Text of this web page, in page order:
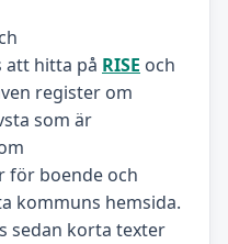
att hitta på RISE och
register om
som är
för boende och
kommuns hemsida.
sedan korta texter